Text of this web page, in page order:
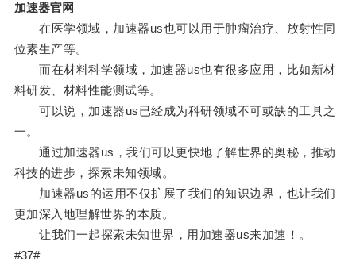
加速器官网
在医学领域，加速器us也可以用于肿瘤治疗、放射性同
位素生产等。
而在材料科学领域，加速器us也有很多应用，比如新材
料研发、材料性能测试等。
可以说，加速器us已经成为科研领域不可或缺的工具之
一。
通过加速器us，我们可以更快地了解世界的奥秘，推动
科技的进步，探索未知领域。
加速器us的运用不仅扩展了我们的知识边界，也让我们
更加深入地理解世界的本质。
让我们一起探索未知世界，用加速器us来加速！。
#37#